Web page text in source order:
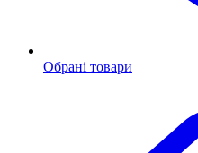
Обрані товари